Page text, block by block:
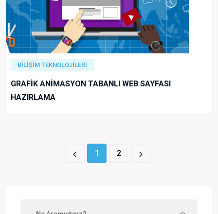
BİLİŞİM TEKNOLOJİLERİ
GRAFİK ANİMASYON TABANLI WEB SAYFASI
HAZIRLAMA
1 2